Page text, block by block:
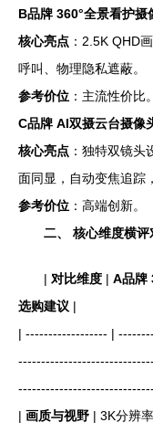
B品牌 360°全景看护摄
核心亮点 ：2.5K QHD
呼叫、物理隐私遮蔽。
参考价位 ：主流性价比。
C品牌 AI双摄云台摄像
核心亮点 ：独特双镜
面同显，自动变焦追踪
参考价位 ：高端创新。
二、 核心维度横评
| 对比维度 | A品牌
选购建议 |
| ------------------ |
| 画质与视野 | 3K分辨